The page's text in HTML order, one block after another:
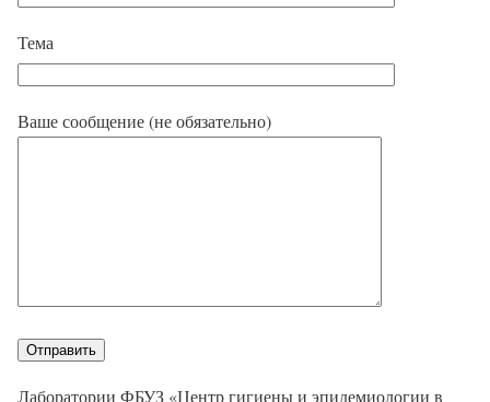
Тема
Ваше сообщение (не обязательно)
Лаборатории ФБУЗ «Центр гигиены и эпидемиологии в